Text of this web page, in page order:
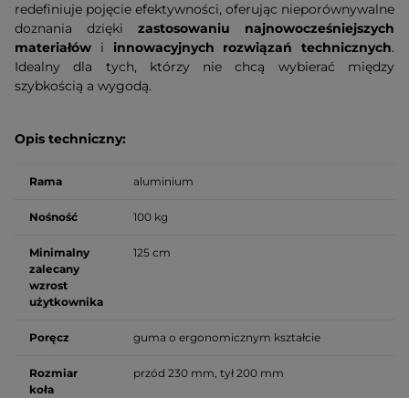
redefiniuje pojęcie efektywności, oferując nieporównywalne
doznania dzięki zastosowaniu najnowocześniejszych
materiałów i innowacyjnych rozwiązań technicznych.
Idealny dla tych, którzy nie chcą wybierać między
szybkością a wygodą.
Opis techniczny:
Rama aluminium
Nośność 100 kg
Minimalny
zalecany
wzrost
użytkownika
125 cm
Poręcz guma o ergonomicznym kształcie
Rozmiar
koła
przód 230 mm, tył 200 mm